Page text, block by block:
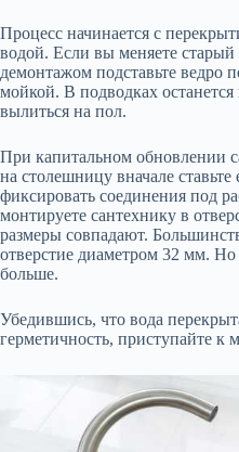
Процесс начинается с
водой. Если вы меняете
демонтажом подставьте ведро
мойкой. В подводках
вылиться на пол.
При капитальном обновлении
на столешницу вначале
фиксировать соединения под
монтируете сантехнику в
размеры совпадают.
отверстие диаметром 32 мм.
больше.
Убедившись, что вода
герметичность, приступайте к